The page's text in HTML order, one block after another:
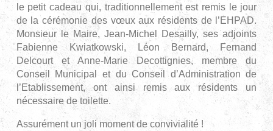
le petit cadeau qui, traditionnellement est remis le jour
de la cérémonie des vœux aux résidents de l’EHPAD.
Monsieur le Maire, Jean-Michel Desailly, ses adjoints
Fabienne Kwiatkowski, Léon Bernard, Fernand
Delcourt et Anne-Marie Decottignies, membre du
Conseil Municipal et du Conseil d’Administration de
l’Etablissement, ont ainsi remis aux résidents un
nécessaire de toilette.
Assurément un joli moment de convivialité !